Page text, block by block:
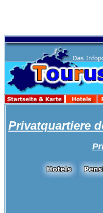
Privatquartiere